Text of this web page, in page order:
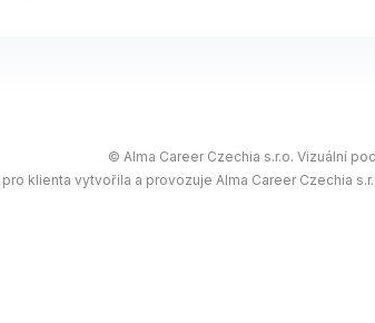
© Alma Career Czechia s.r.o. Vizuální
klienta vytvořila a provozuje Alma Career Czechia